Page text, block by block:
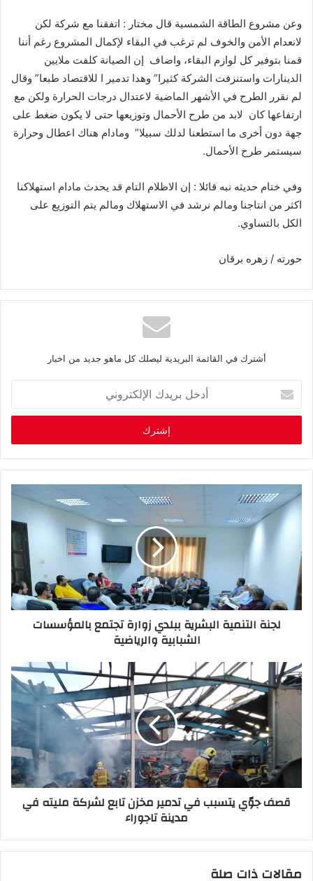
وعن مشروع الطاقة الشمسية قال مختار : اتفقنا مع شركة لكن
لانعدام الأمن والخوف لم ترغب في البقاء لإكمال المشروع رغم أننا
قمنا بتوفير كل لوازم البقاء، واضاف إن الصيانة كلفت ملايين
الدينارات واستنزفت الشركة كثيرا” وهدا تدمير ا للاقتصاد طبعا” وقال
لم نقرر الطرح في الأشهر الماضية لاعتدال درجات الحرارة ولكن مع
ارتفاعها كان لابد من طرح الأحمال وتوزيعها حتى لا يكون ضغط على
جهة دون أخرى ما استطعنا لدلك سبيلا” ومادام هناك اعطال وحرارة
سيستمر طرح الأحمال.
وفي ختام حديثه نبه قائلا : إن الاظلام التام قد يحدث مادام استهلاكنا
اكثر من انتاجنا ومالم نرشد في الاستهلاك ومالم يتم التوزيع على
الكل بالتساوي.
حورته / زهره برقان
أشترك في القائمة البريدية ليصلك كل ماهو جديد من اخبار
خ
ب
ر
ك
ل
ك
ت
لجنة التنمية البشرية ببلدي زوارة تجتمع بالمؤسسات
الشبابية والرياضية
قصف جوّي يتسبب في تدمير مخزن تابع لشركة مليته في
مدينة تاجوراء
مقالات ذات صلة